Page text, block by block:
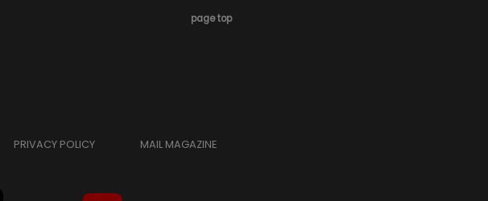
page top
PRIVACY POLICY MAIL MAGAZINE